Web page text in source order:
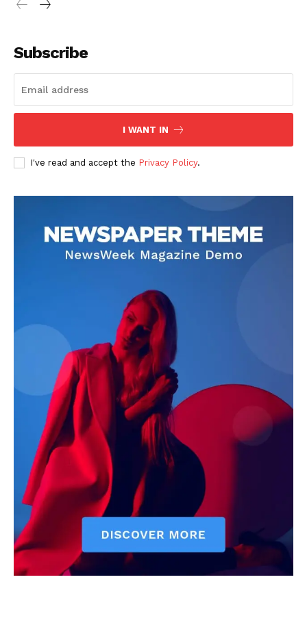
DOWNLOAD NOW
AIN NEWS 1
Contact Us
About Us
Privacy Policy
Terms of Use Agreement
Facebook
X WhatsApp
Share
Subscribe
I WANT IN
I've read and accept the Privacy Policy.